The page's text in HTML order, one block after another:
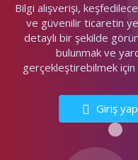
Bilgi alışverişi,
ve güvenilir ticaretin
detaylı bir şekilde
bulunmak ve
gerçekleştirebilmek için
Giriş yap